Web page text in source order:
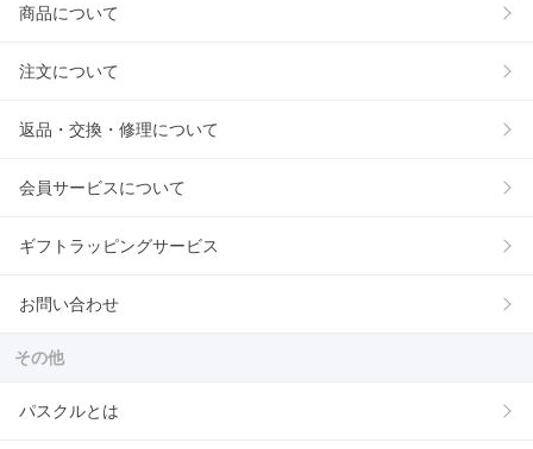
商品について
注文について
返品・交換・修理について
会員サービスについて
ギフトラッピングサービス
お問い合わせ
その他
パスクルとは